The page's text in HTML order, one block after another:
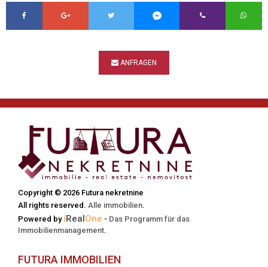
ANFRAGEN
Copyright © 2026 Futura nekretnine
All rights reserved. Alle immobilien.
Powered by iRealOne - Das Programm für das
Immobilienmanagement.
FUTURA IMMOBILIEN